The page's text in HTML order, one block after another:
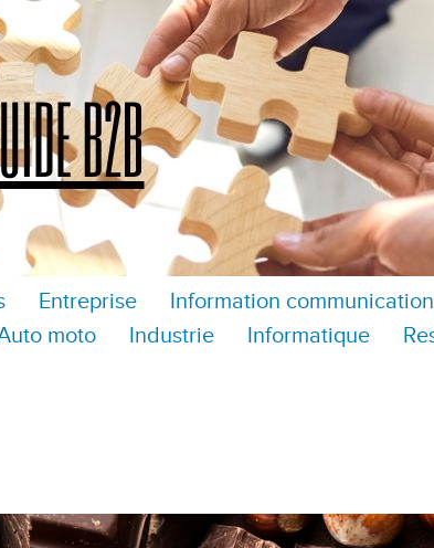
Entreprise Information communication
moto Industrie Informatique